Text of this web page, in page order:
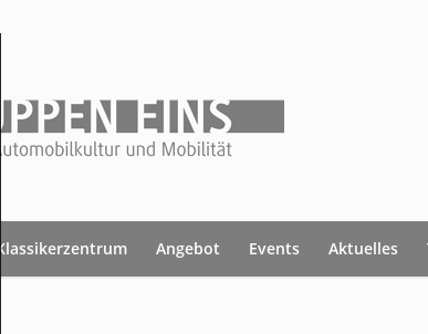
Klassikerzentrum Angebot Events Aktuelles